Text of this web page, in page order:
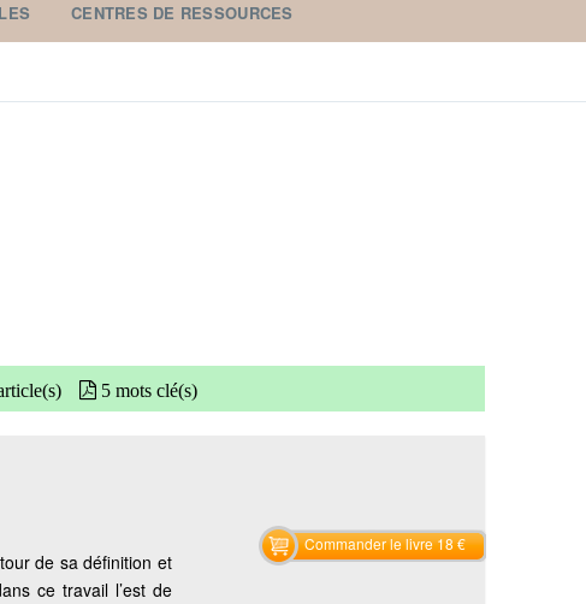
CENTRES DE RESSOURCES
5 mots clé(s)
de sa définition et
ce travail l’est de
Commander le livre 18 €